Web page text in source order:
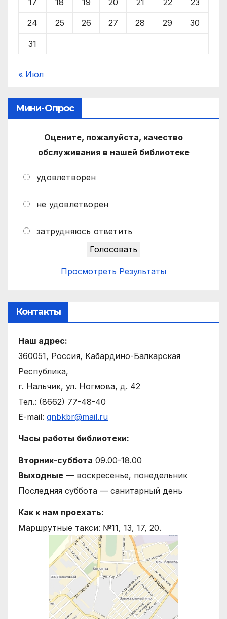
17 18 19 20 21 22 23
24 25 26 27 28 29 30
31
« Июл
Мини-Опрос
Оцените, пожалуйста, качество
обслуживания в нашей библиотеке
удовлетворен
не удовлетворен
затрудняюсь ответить
Просмотреть Результаты
Контакты
Наш адрес:
360051, Россия, Кабардино-Балкарская
Республика,
г. Нальчик, ул. Ногмова, д. 42
Тел.: (8662) 77-48-40
E-mail: gnbkbr@mail.ru
Часы работы библиотеки:
Вторник-суббота 09.00-18.00
Выходные — воскресенье, понедельник
Последняя суббота — санитарный день
Как к нам проехать:
Маршрутные такси: №11, 13, 17, 20.